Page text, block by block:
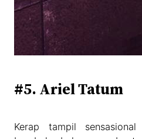
#5. Ariel Tatum
Kerap tampil